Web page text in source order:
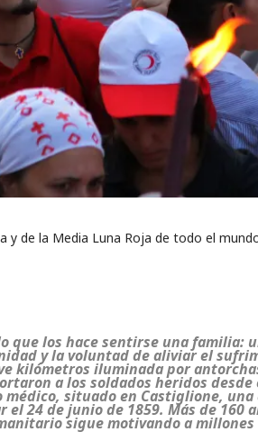
de la Media Luna Roja de todo el
que los hace sentirse una familia:
y la voluntad de aliviar el
kilómetros iluminada por
a los soldados heridos desde
situado en Castiglione, una
24 de junio de 1859. Más de 160
sigue motivando a millones